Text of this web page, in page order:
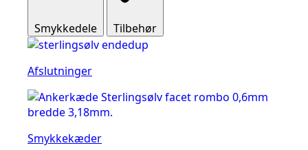
Smykkedele Tilbehør
Afslutninger
Smykkekæder